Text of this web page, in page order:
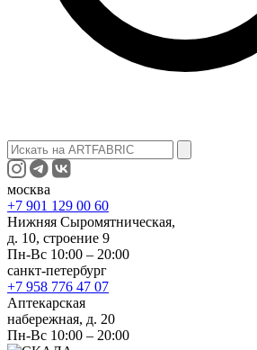
москва
+7 901 129 00 60
Нижняя Сыромятническая,
д. 10, строение 9
Пн-Вс 10:00 – 20:00
санкт-петербург
+7 958 776 47 07
Аптекарская
набережная, д. 20
Пн-Вс 10:00 – 20:00